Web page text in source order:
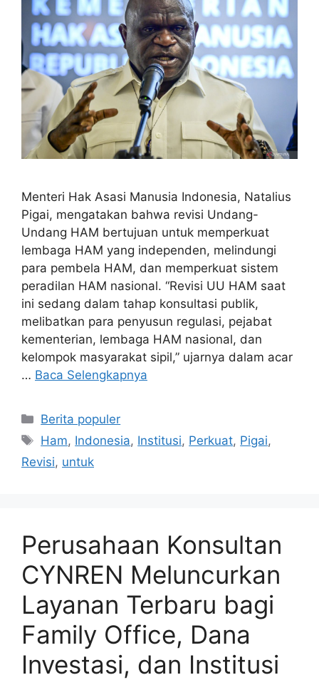
Menteri Hak Asasi Manusia Indonesia, Natalius
Pigai, mengatakan bahwa revisi Undang-
Undang HAM bertujuan untuk memperkuat
lembaga HAM yang independen, melindungi
para pembela HAM, dan memperkuat sistem
peradilan HAM nasional. “Revisi UU HAM saat
ini sedang dalam tahap konsultasi publik,
melibatkan para penyusun regulasi, pejabat
kementerian, lembaga HAM nasional, dan
kelompok masyarakat sipil,” ujarnya dalam acar
… Baca Selengkapnya
Kategori
Berita populer
Tag
Ham, Indonesia, Institusi, Perkuat, Pigai,
Revisi, untuk
Perusahaan Konsultan
CYNREN Meluncurkan
Layanan Terbaru bagi
Family Office, Dana
Investasi, dan Institusi